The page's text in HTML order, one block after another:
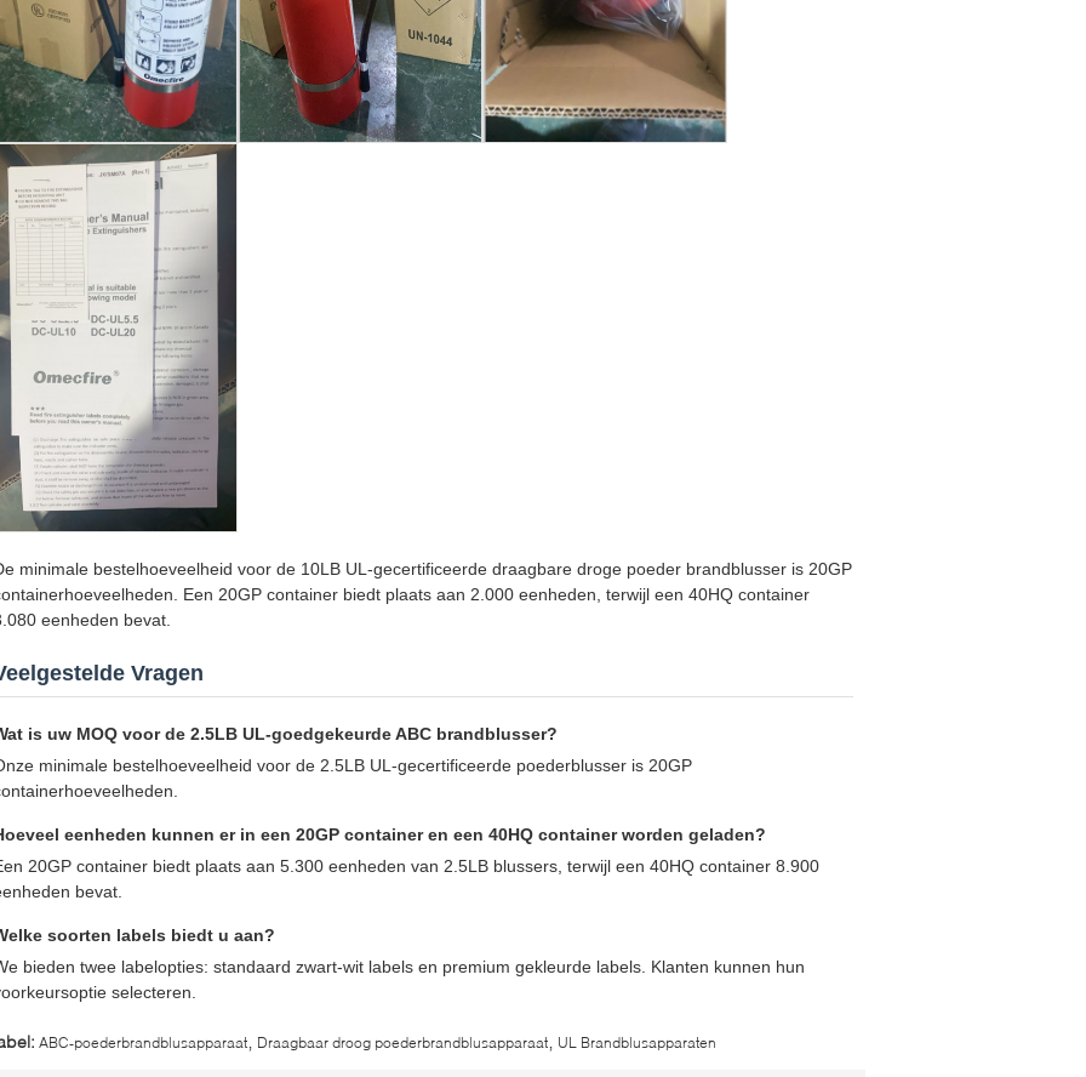
minimale bestelhoeveelheid voor de 10LB UL-gecertificeerde draagbare droge poeder brandblusser is 20GP
Een 20GP container biedt plaats aan 2.000 eenheden, terwijl een 40HQ container
eenheden bevat.
Vragen
is uw MOQ voor de 2.5LB UL-goedgekeurde ABC brandblusser?
minimale bestelhoeveelheid voor de 2.5LB UL-gecertificeerde poederblusser is 20GP
eenheden kunnen er in een 20GP container en een 40HQ container worden geladen?
20GP container biedt plaats aan 5.300 eenheden van 2.5LB blussers, terwijl een 40HQ container 8.900
bevat.
soorten labels biedt u aan?
bieden twee labelopties: standaard zwart-wit labels en premium gekleurde labels. Klanten kunnen hun
selecteren.
ABC-poederbrandblusapparaat Draagbaar droog poederbrandblusapparaat UL Brandblusapparaten